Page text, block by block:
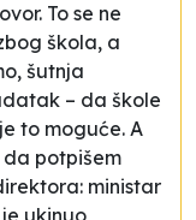
To se ne
škola, a
šutnja
– da škole
to moguće. A
potpišem
ministar